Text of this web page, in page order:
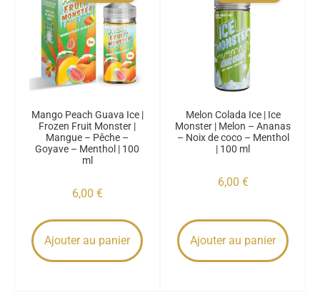
Mango Peach Guava Ice |
Frozen Fruit Monster |
Mangue – Pêche –
Goyave – Menthol | 100
ml
6,00 €
Ajouter au panier
Melon Colada Ice | Ice
Monster | Melon – Ananas
– Noix de coco – Menthol
| 100 ml
6,00 €
Ajouter au panier